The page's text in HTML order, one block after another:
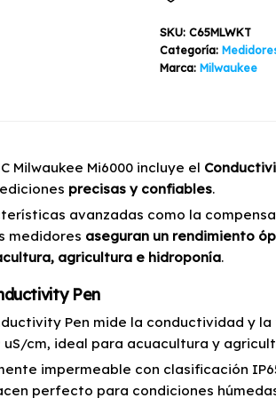
EC
Milwaukee
Mi6000
SKU: C65MLWKT
Categoría:
Marca: Milwaukee
Milwaukee Mi6000 incluye el
precisas y confiables.
avanzadas como la
medidores aseguran un rendimiento
agricultura e hidroponía.
Pen
Pen mide la conductividad y
uS/cm, ideal para acuacultura y
impermeable con clasificación
perfecto para condiciones